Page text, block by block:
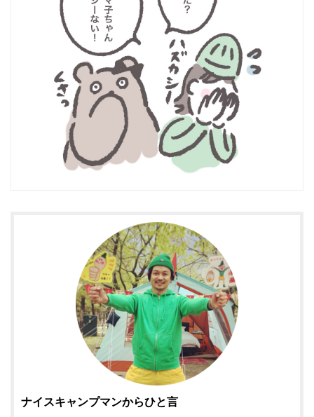
ナイスキャンプマンからひと言